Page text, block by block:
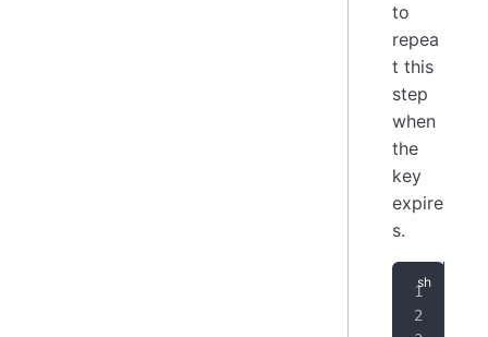
to
repea
t this
step
when
the
key
expire
s.